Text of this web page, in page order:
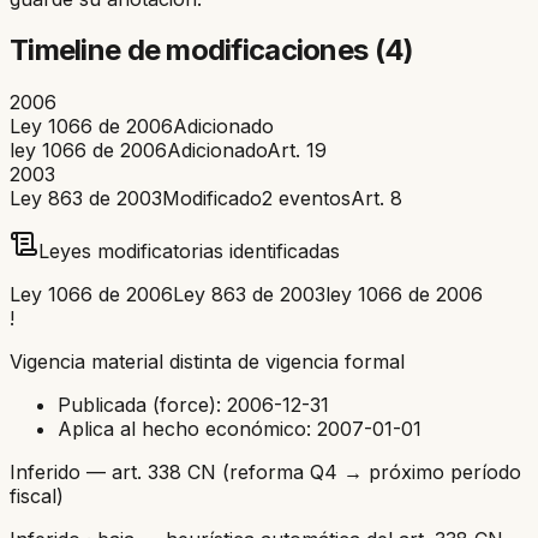
Timeline de modificaciones (4)
2006
Ley 1066 de 2006Adicionado
ley 1066 de 2006AdicionadoArt. 19
2003
Ley 863 de 2003Modificado2 eventosArt. 8
Leyes modificatorias identificadas
Ley 1066 de 2006Ley 863 de 2003ley 1066 de 2006
!
Vigencia material distinta de vigencia formal
Publicada (force): 2006-12-31
Aplica al hecho económico: 2007-01-01
Inferido — art. 338 CN (reforma Q4 → próximo período
fiscal)